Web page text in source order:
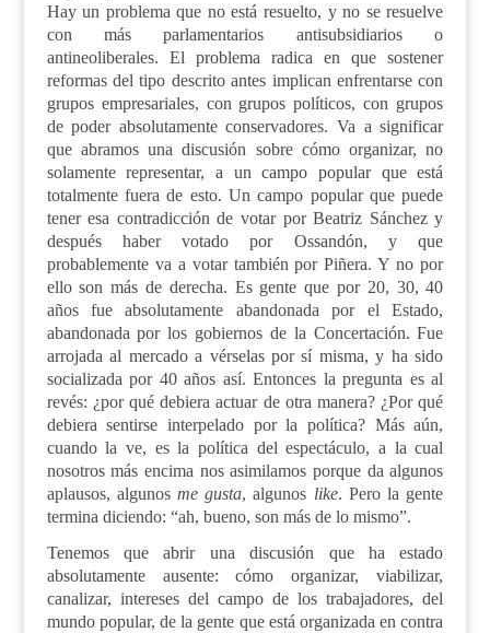
Hay un problema que no está resuelto, y no se resuelve
con más parlamentarios antisubsidiarios o
antineoliberales. El problema radica en que sostener
reformas del tipo descrito antes implican enfrentarse con
grupos empresariales, con grupos políticos, con grupos
de poder absolutamente conservadores. Va a significar
que abramos una discusión sobre cómo organizar, no
solamente representar, a un campo popular que está
totalmente fuera de esto. Un campo popular que puede
tener esa contradicción de votar por Beatriz Sánchez y
después haber votado por Ossandón, y que
probablemente va a votar también por Piñera. Y no por
ello son más de derecha. Es gente que por 20, 30, 40
años fue
absolutamente abandonada por el Estado,
abandonada por los gobiernos de la Concertación. Fue
arrojada al mercado a vérselas por sí misma, y ha sido
socializada por 40 años así. Entonces la pregunta es al
revés: ¿por qué debiera actuar de otra manera? ¿Por qué
debiera sentirse interpelado por la política? Más aún,
cuando la ve, es la política del espectáculo, a la cual
nosotros más encima nos asimilamos porque da algunos
aplausos, algunosme gusta, algunos like. Pero la gente
termina diciendo: “ah, bueno, son más de lo mismo”.
Tenemos que abrir una discusión que ha estado
absolutamente ausente: cómo organizar, viabilizar,
canalizar, intereses del campo de los trabajadores, del
mundo popular, de la gente que está organizada en contra